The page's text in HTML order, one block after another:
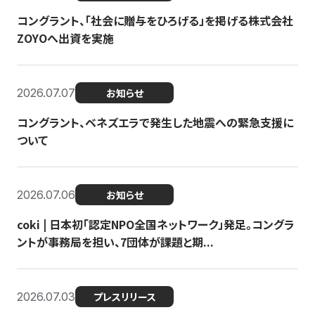
コングラント、「社会に贈与をひろげる」を掲げる株式会社
ZOYOへ出資を実施
2026.07.07 お知らせ
コングラント、ベネズエラで発生した地震への緊急支援に
ついて
2026.07.06 お知らせ
coki | 日本初「認定NPO全国ネットワーク」発足。コングラ
ントが事務局を担い、7団体が課題と期...
2026.07.03 プレスリリース